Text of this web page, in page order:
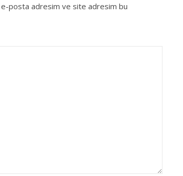
e-posta adresim ve site adresim bu